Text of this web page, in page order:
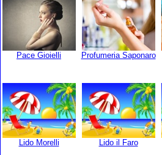
Pace Gioielli Profumeria Saponaro
Lido Morelli Lido il Faro